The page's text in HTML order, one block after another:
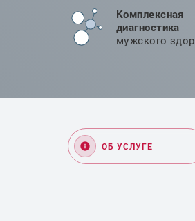
Комплексная
диагностика
мужского
ОБ УСЛУГЕ